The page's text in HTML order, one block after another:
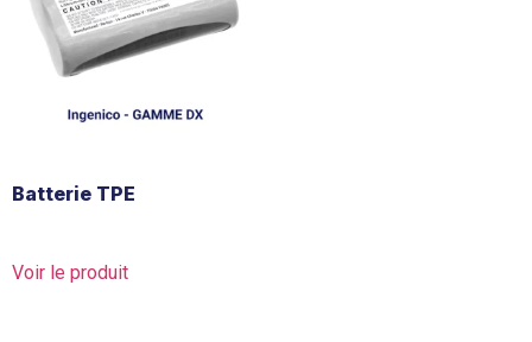
Batterie TPE
Voir le produit